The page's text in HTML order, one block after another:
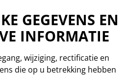
GEGEVENS EN
INFORMATIE
wijziging, rectificatie en
die op u betrekking hebben